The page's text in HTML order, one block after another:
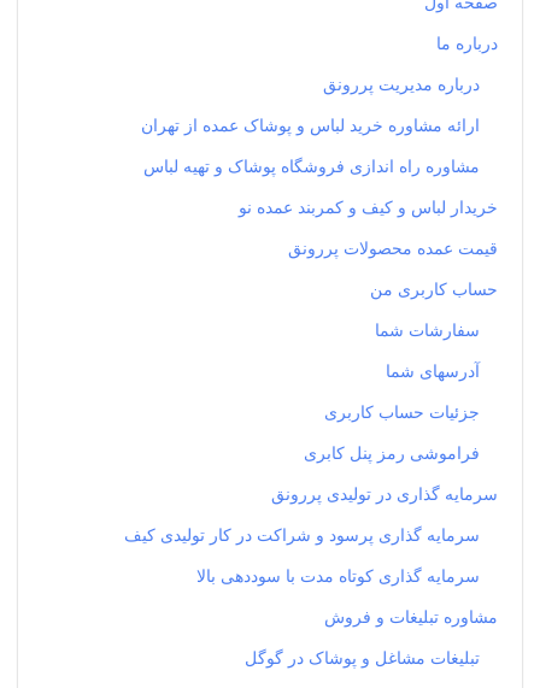
درباره ما
درباره مدیریت پررونق
ارائه مشاوره خرید لباس و پوشاک عمده از تهران
مشاوره راه اندازی فروشگاه پوشاک و تهیه لباس
خریدار لباس و کیف و کمربند عمده نو
قیمت عمده محصولات پررونق
حساب کاربری من
سفارشات شما
آدرسهای شما
جزئیات حساب کاربری
فراموشی رمز پنل کابری
سرمایه گذاری در تولیدی پررونق
سرمایه گذاری پرسود و شراکت در کار تولیدی کیف
سرمایه گذاری کوتاه مدت با سوددهی بالا
مشاوره تبلیغات و فروش
تبلیغات مشاغل و پوشاک در گوگل